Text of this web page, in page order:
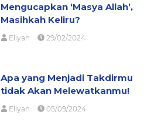
Mengucapkan ‘Masya Allah’,
Masihkah Keliru?
Eliyah 29/02/2024
Apa yang Menjadi Takdirmu
tidak Akan Melewatkanmu!
Eliyah 05/09/2024